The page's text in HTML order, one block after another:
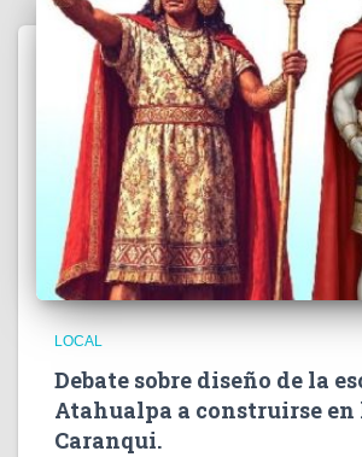
LOCAL
Debate sobre diseño de la
Atahualpa a construirse en
Caranqui.